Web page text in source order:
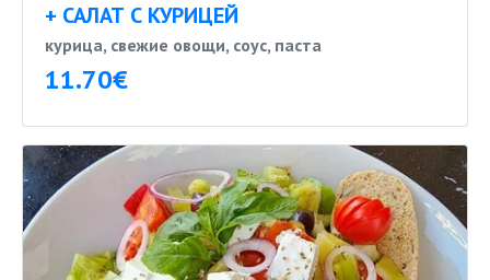
+ САЛАТ С КУРИЦЕЙ
курица, свежие овощи, соус, паста
11.70€